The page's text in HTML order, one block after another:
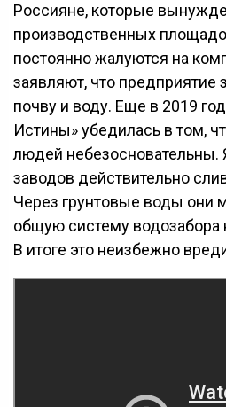
Россияне, которые
производственных
постоянно жалуются на
заявляют, что предприятие
почву и воду. Еще в 2019
Истины» убедилась в том,
людей
заводов действительно
Через грунтовые воды они
общую систему водозабора
В итоге это неизбежно